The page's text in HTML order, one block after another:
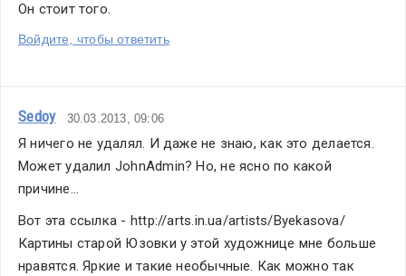
Он стоит того.
Войдите, чтобы ответить
Sedoy 30.03.2013, 09:06
Я ничего не удалял. И даже не знаю, как это делается.
Может удалил JohnAdmin? Но, не ясно по какой
причине...
Вот эта ссылка - http://arts.in.ua/artists/Byekasova/
Картины старой Юзовки у этой художнице мне больше
нравятся. Яркие и такие необычные. Как можно так